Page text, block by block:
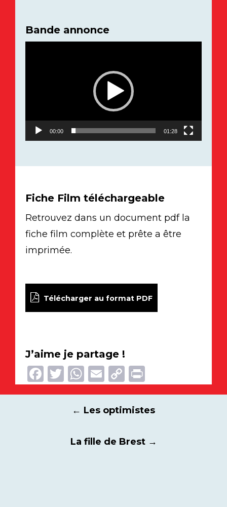
Bande annonce
00:00 01:28
Fiche Film téléchargeable
Retrouvez dans un document pdf la
fiche film complète et prête a être
imprimée.
Télécharger au format PDF
J’aime je partage !
Facebook
Twitter
WhatsApp
Email
Copy
Link
Navigation
articles
← Les optimistes
La fille de Brest →